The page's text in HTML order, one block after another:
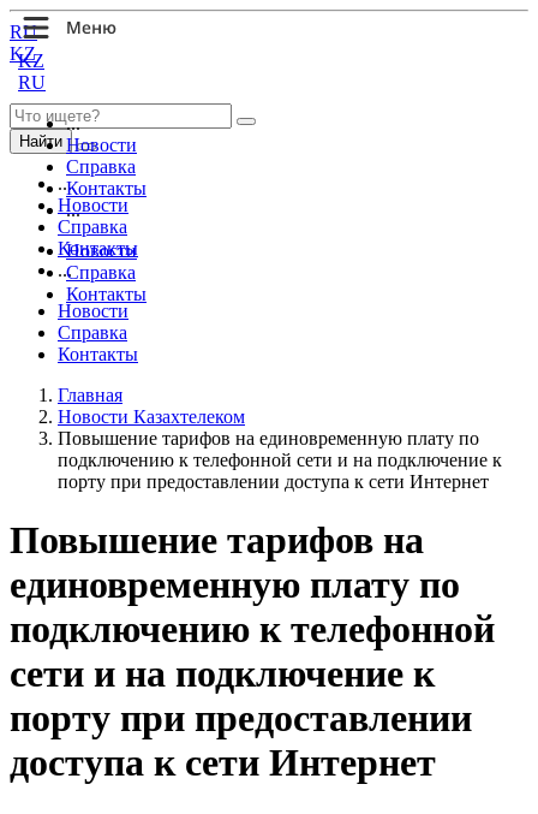
KZ
RU
...
Новости
Справка
Контакты
...
Новости
Справка
Контакты
RU
KZ
Найти
...
Новости
Справка
Контакты
...
Новости
Справка
Контакты
Главная
Новости Казахтелеком
Повышение тарифов на единовременную плату по
подключению к телефонной сети и на подключение к
порту при предоставлении доступа к сети Интернет
Повышение тарифов на
единовременную плату по
подключению к телефонной
сети и на подключение к
порту при предоставлении
доступа к сети Интернет